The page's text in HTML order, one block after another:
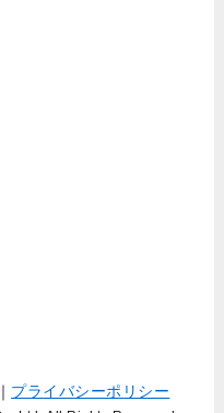
｜ プライバシーポリシー